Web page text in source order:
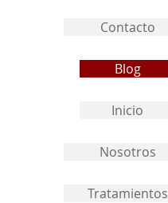
Contacto
Blog
Inicio
Nosotros
Tratamientos